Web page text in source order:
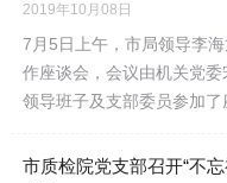
2019年10月08日
7月5日上午，市局领导李
作座谈会，会议由机关党
领导班子及支部委员参加了
市质检院党支部召开“不